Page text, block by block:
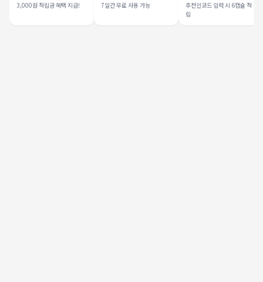
3,000원 적립금 혜택 지급! 7일간 무료 사용 가능
추천인코드 입력 시 6캡슐 적
립